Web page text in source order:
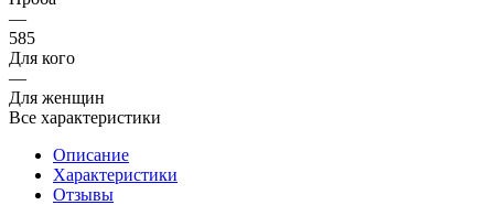
—
585
Для кого
—
Для женщин
Все характеристики
Описание
Характеристики
Отзывы